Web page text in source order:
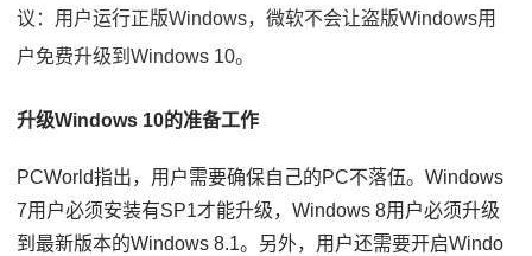
议：用户运行正版Windows，微软不会让盗版Windows用
户免费升级到Windows 10。
升级Windows 10的准备工作
PCWorld指出，用户需要确保自己的PC不落伍。Windows
7用户必须安装有SP1才能升级，Windows 8用户必须升级
到最新版本的Windows 8.1。另外，用户还需要开启Windo